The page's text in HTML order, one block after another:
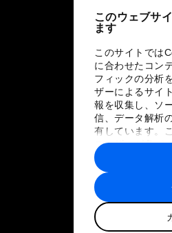
このウェブサ
ます
このサイトでは
に合わせたコン
フィックの分析
ザーによるサイ
報を収集し、ソ
信、データ解析
有しています。
ユーザーが各パ
報や各パートナ
に収集された情
トナーによって
す。